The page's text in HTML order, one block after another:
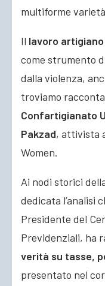
multiforme
Il lavoro artigiano
come strumento
dalla violenza,
troviamo
Confartigianato
Pakzad, attivista
Women.
Ai nodi storici
dedicata l’analisi
Presidente del
Previdenziali, ha
verità su tasse,
presentato nel